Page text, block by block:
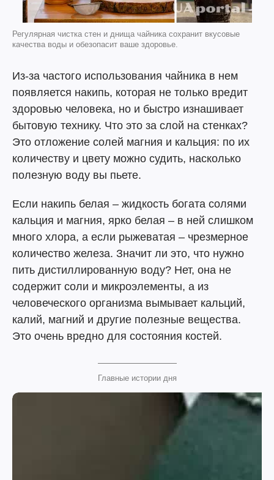
Регулярная чистка стен и днища чайника сохранит вкусовые
качества воды и обезопасит ваше здоровье.
Из-за частого использования чайника в нем
появляется накипь, которая не только вредит
здоровью человека, но и быстро изнашивает
бытовую технику. Что это за слой на стенках?
Это отложение солей магния и кальция: по их
количеству и цвету можно судить, насколько
полезную воду вы пьете.
Если накипь белая – жидкость богата солями
кальция и магния, ярко белая – в ней слишком
много хлора, а если рыжеватая – чрезмерное
количество железа. Значит ли это, что нужно
пить дистиллированную воду? Нет, она не
содержит соли и микроэлементы, а из
человеческого организма вымывает кальций,
калий, магний и другие полезные вещества.
Это очень вредно для состояния костей.
Главные истории дня